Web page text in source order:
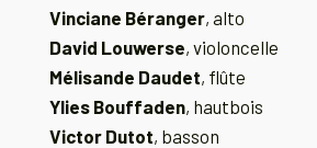
Vinciane Béranger, alto
David Louwerse, violoncelle
Mélisande Daudet, flûte
Ylies Bouffaden, hautbois
Victor Dutot, basson